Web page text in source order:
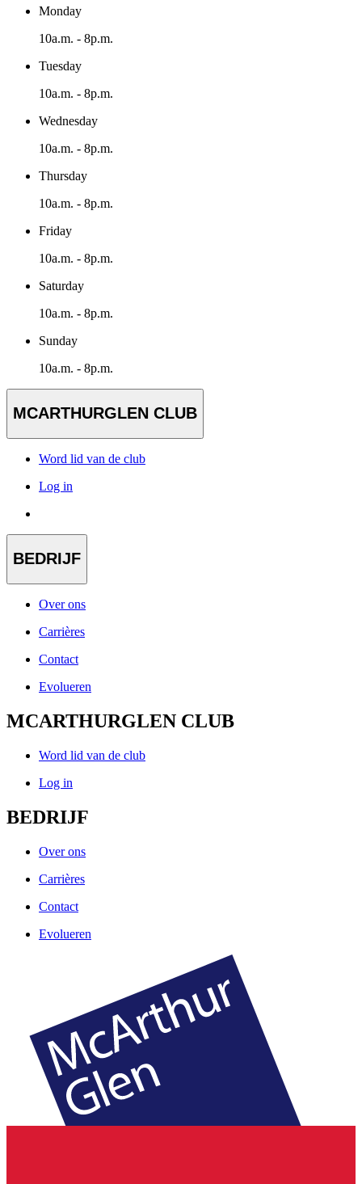
Monday
10a.m. - 8p.m.
Tuesday
10a.m. - 8p.m.
Wednesday
10a.m. - 8p.m.
Thursday
10a.m. - 8p.m.
Friday
10a.m. - 8p.m.
Saturday
10a.m. - 8p.m.
Sunday
10a.m. - 8p.m.
MCARTHURGLEN CLUB
Word lid van de club
Log in
BEDRIJF
Over ons
Carrières
Contact
Evolueren
MCARTHURGLEN CLUB
Word lid van de club
Log in
BEDRIJF
Over ons
Carrières
Contact
Evolueren